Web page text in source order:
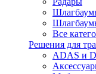
Все
Решения для
ADAS и